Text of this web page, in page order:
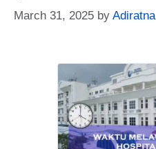
March 31, 2025 by Adiratna